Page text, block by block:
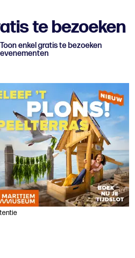
te bezoeken
Toon enkel gratis te bezoeken
evenementen